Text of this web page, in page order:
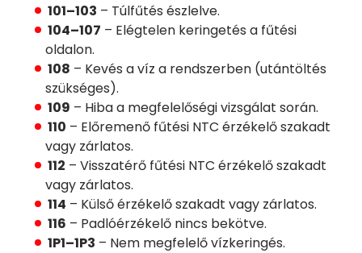
101–103 – Túlfűtés észlelve.
104–107 – Elégtelen keringetés a fűtési
oldalon.
108 – Kevés a víz a rendszerben (utántöltés
szükséges).
109 – Hiba a megfelelőségi vizsgálat során.
110 – Előremenő fűtési NTC érzékelő szakadt
vagy zárlatos.
112 – Visszatérő fűtési NTC érzékelő szakadt
vagy zárlatos.
114 – Külső érzékelő szakadt vagy zárlatos.
116 – Padlóérzékelő nincs bekötve.
1P1–1P3 – Nem megfelelő vízkeringés.